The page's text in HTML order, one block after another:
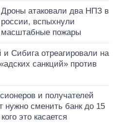
Дроны атаковали два НПЗ в
россии, вспыхнули
масштабные пожары
и Сибига отреагировали на
санкций» против
и получателей
нужно сменить банк до 15
это касается